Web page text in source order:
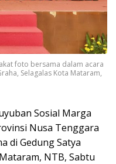
foto bersama dalam acara
Selagalas Kota Mataram,
Sosial Marga
Nusa Tenggara
di Gedung Satya
NTB, Sabtu